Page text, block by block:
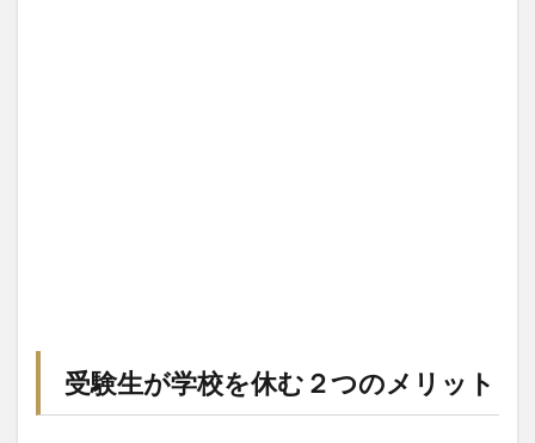
受験生が学校を休む２つのメリット